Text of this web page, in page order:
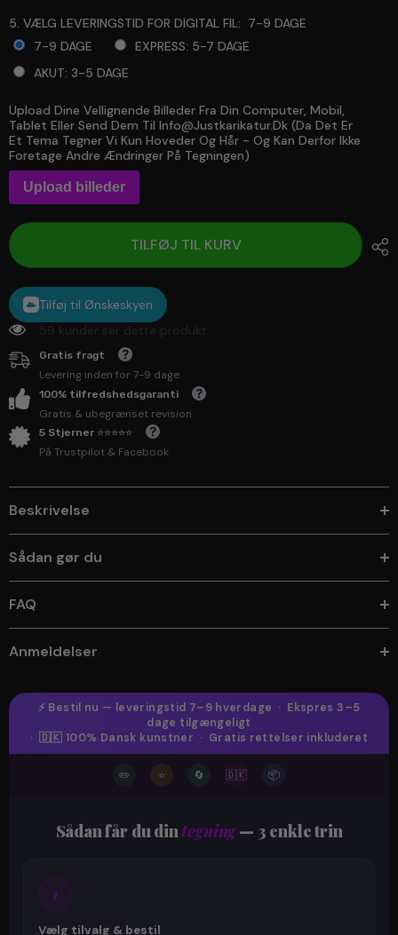
5. VÆLG LEVERINGSTID FOR DIGITAL FIL: 7-9 DAGE
7-9 DAGE
EXPRESS: 5-7 DAGE
AKUT: 3-5 DAGE
Selection will addto the price
Upload Dine Vellignende Billeder Fra Din Computer, Mobil,
Tablet Eller Send Dem Til Info@justkarikatur.dk (da Det Er
Et Tema Tegner Vi Kun Hoveder Og Hår - Og Kan Derfor Ikke
Foretage Andre Ændringer På Tegningen)
Upload billeder
TILFØJ TIL KURV
Tilføj til Ønskeskyen
59 kunder ser dette produkt
Gratis fragt
Levering inden for 7-9 dage
100% tilfredshedsgaranti
Gratis & ubegrænset revision
5 Stjerner ⭐⭐⭐⭐⭐
På Trustpilot & Facebook
Beskrivelse
Sådan gør du
FAQ
Anmeldelser
⚡ Bestil nu — leveringstid 7–9 hverdage · Ekspres 3–5
dage tilgængeligt
· 🇩🇰 100% Dansk kunstner · Gratis rettelser inkluderet
✏️ ⭐ 🔄 🇩🇰 📦
Sådan får du dintegning— 3 enkle trin
1
Vælg tilvalg & bestil